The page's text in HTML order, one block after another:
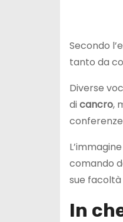
Secondo
tanto da
Diverse
dicancro,
comando
sue
In